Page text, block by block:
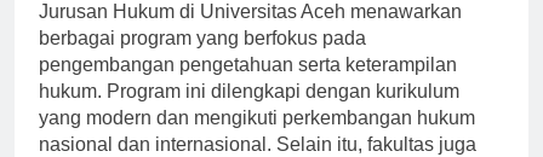
Jurusan Hukum di Universitas Aceh menawarkan
berbagai program yang berfokus pada
pengembangan pengetahuan serta keterampilan
hukum. Program ini dilengkapi dengan kurikulum
yang modern dan mengikuti perkembangan hukum
nasional dan internasional. Selain itu, fakultas juga